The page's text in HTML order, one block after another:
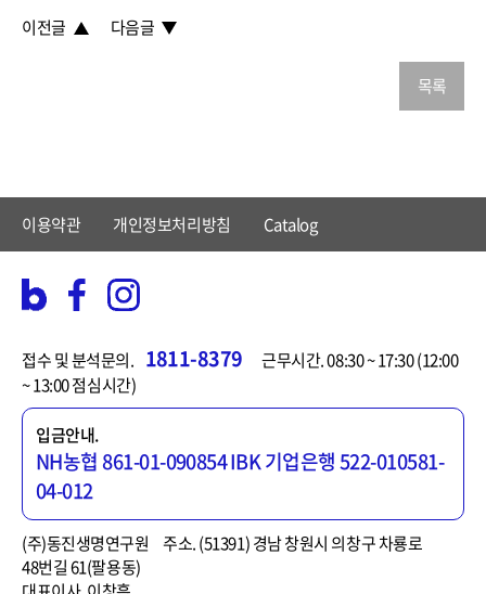
이전글 다음글
목록
이용약관 개인정보처리방침 Catalog
접수 및 분석문의. 1811-8379
근무시간. 08:30 ~ 17:30 (12:00
~ 13:00 점심시간)
입금안내.
NH농협 861-01-090854IBK 기업은행 522-010581-
04-012
(주)동진생명연구원
주소. (51391) 경남 창원시 의창구 차룡로
48번길 61(팔용동)